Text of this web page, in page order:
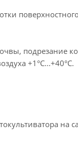
подрезание
+1°С...+40°С.
на